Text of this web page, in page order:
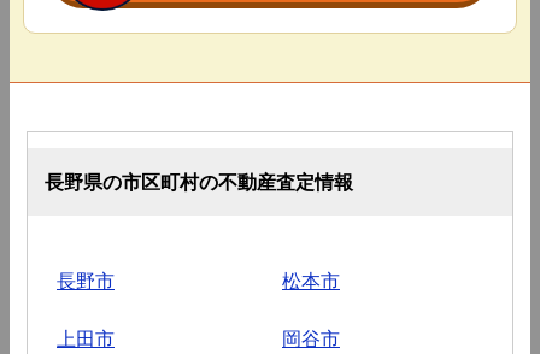
長野県の市区町村の不動産査定情報
長野市 松本市
上田市 岡谷市